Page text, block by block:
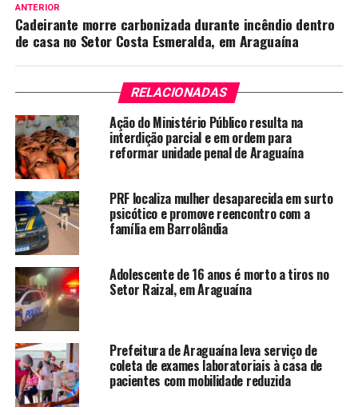
ANTERIOR
Cadeirante morre carbonizada durante incêndio dentro
de casa no Setor Costa Esmeralda, em Araguaína
RELACIONADAS
Ação do Ministério Público resulta na
interdição parcial e em ordem para
reformar unidade penal de Araguaína
PRF localiza mulher desaparecida em surto
psicótico e promove reencontro com a
família em Barrolândia
Adolescente de 16 anos é morto a tiros no
Setor Raizal, em Araguaína
Prefeitura de Araguaína leva serviço de
coleta de exames laboratoriais à casa de
pacientes com mobilidade reduzida